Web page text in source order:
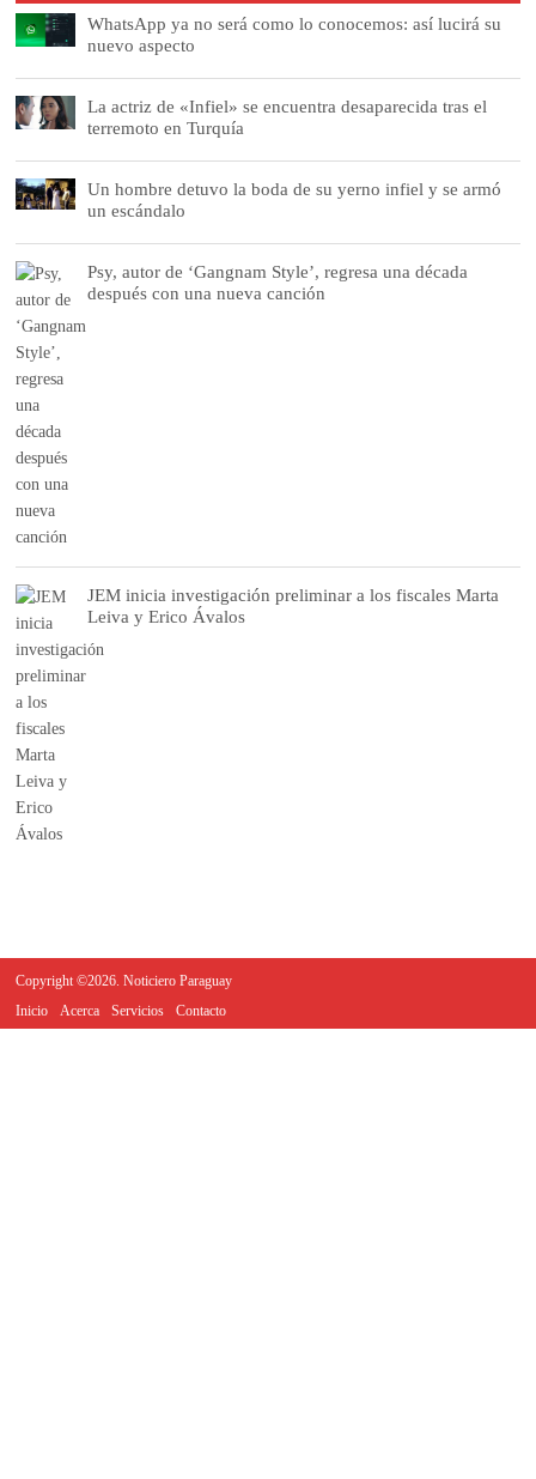
WhatsApp ya no será como lo conocemos: así lucirá su
nuevo aspecto
La actriz de «Infiel» se encuentra desaparecida tras el
terremoto en Turquía
Un hombre detuvo la boda de su yerno infiel y se armó
un escándalo
Psy, autor de ‘Gangnam Style’, regresa una década
después con una nueva canción
JEM inicia investigación preliminar a los fiscales Marta
Leiva y Erico Ávalos
Copyright ©2026. Noticiero Paraguay
Inicio
Acerca Servicios Contacto